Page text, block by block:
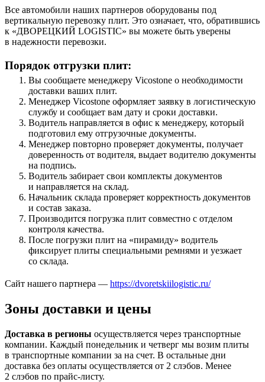
Все автомобили наших партнеров оборудованы под
вертикальную перевозку плит. Это означает, что, обратившись
к «ДВОРЕЦКИЙ LOGISTIC» вы можете быть уверены
в надежности перевозки.
Порядок отгрузки плит:
Вы сообщаете менеджеру Vicostone о необходимости
доставки ваших плит.
Менеджер Vicostone оформляет заявку в логистическую
службу и сообщает вам дату и сроки доставки.
Водитель направляется в офис к менеджеру, который
подготовил ему отгрузочные документы.
Менеджер повторно проверяет документы, получает
доверенность от водителя, выдает водителю документы
на подпись.
Водитель забирает свои комплекты документов
и направляется на склад.
Начальник склада проверяет корректность документов
и состав заказа.
Производится погрузка плит совместно с отделом
контроля качества.
После погрузки плит на «пирамиду» водитель
фиксирует плиты специальными ремнями и уезжает
со склада.
Сайт нашего партнера — https://dvoretskiilogistic.ru/
Зоны доставки и цены
Доставка в регионы осуществляется через транспортные
компании. Каждый понедельник и четверг мы возим плиты
в транспортные компании за на счет. В остальные дни
доставка без оплаты осуществляется от 2 слэбов. Менее
2 слэбов по прайс-листу.